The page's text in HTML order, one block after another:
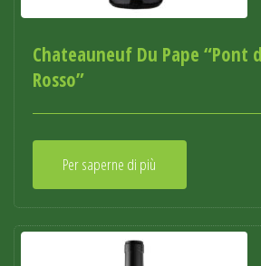
Chateauneuf Du Pape “Pont
Rosso”
Per saperne di più